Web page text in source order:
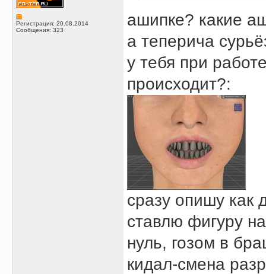
Регистрация: 20.08.2014
Сообщения: 323
ашипке? какие
а теперича
у тебя при
происходит?:
сразу опишу как
ставлю фигуру
нуль, гозом в
кидал-смена